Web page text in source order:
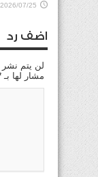
2026/07/25
اضف رد
لن يتم نشر
مشار لها بـ